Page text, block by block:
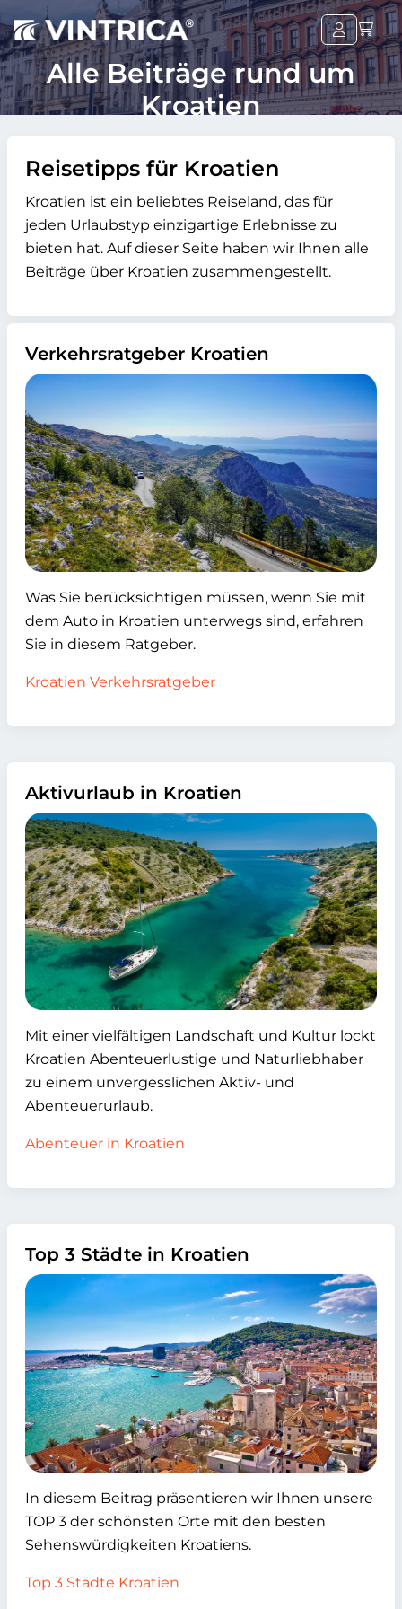
Alle Beiträge rund um
Kroatien
Reisetipps für Kroatien
Kroatien ist ein beliebtes Reiseland, das für
jeden Urlaubstyp einzigartige Erlebnisse zu
bieten hat. Auf dieser Seite haben wir Ihnen alle
Beiträge über Kroatien zusammengestellt.
Verkehrsratgeber Kroatien
Was Sie berücksichtigen müssen, wenn Sie mit
dem Auto in Kroatien unterwegs sind, erfahren
Sie in diesem Ratgeber.
Kroatien Verkehrsratgeber
Aktivurlaub in Kroatien
Mit einer vielfältigen Landschaft und Kultur lockt
Kroatien Abenteuerlustige und Naturliebhaber
zu einem unvergesslichen Aktiv- und
Abenteuerurlaub.
Abenteuer in Kroatien
Top 3 Städte in Kroatien
In diesem Beitrag präsentieren wir Ihnen unsere
TOP 3 der schönsten Orte mit den besten
Sehenswürdigkeiten Kroatiens.
Top 3 Städte Kroatien